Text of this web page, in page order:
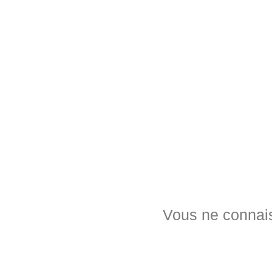
Vous ne